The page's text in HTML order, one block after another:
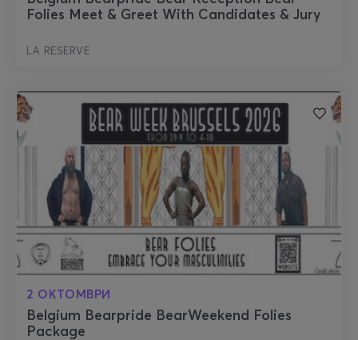
Folies Meet & Greet With Candidates & Jury
LA RESERVE
2 ОКТОМВРИ
Belgium Bearpride BearWeekend Folies
Package